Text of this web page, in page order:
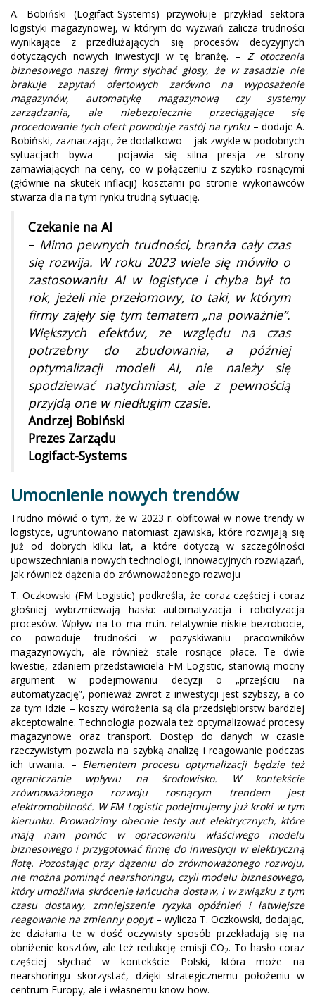
A. Bobiński (Logifact-Systems) przywołuje przykład sektora
logistyki magazynowej, w którym do wyzwań zalicza trudności
wynikające z przedłużających się procesów decyzyjnych
dotyczących nowych inwestycji w tę branżę. – Z otoczenia
biznesowego naszej firmy słychać głosy, że w zasadzie nie
brakuje zapytań ofertowych zarówno na wyposażenie
magazynów, automatykę magazynową czy systemy
zarządzania, ale niebezpiecznie przeciągające się
procedowanie tych ofert powoduje zastój na rynku– dodaje A.
Bobiński, zaznaczając, że dodatkowo – jak zwykle w podobnych
sytuacjach bywa – pojawia się silna presja ze strony
zamawiających na ceny, co w połączeniu z szybko rosnącymi
(głównie na skutek inflacji) kosztami po stronie wykonawców
stwarza dla na tym rynku trudną sytuację.
Czekanie na AI
– Mimo pewnych trudności, branża cały czas
się rozwija. W roku 2023 wiele się mówiło o
zastosowaniu AI w logistyce i chyba był to
rok, jeżeli nie przełomowy, to taki, w którym
firmy zajęły się tym tematem „na poważnie”.
Większych efektów, ze względu na czas
potrzebny do zbudowania, a później
optymalizacji modeli AI, nie należy się
spodziewać natychmiast, ale z pewnością
przyjdą one w niedługim czasie.
Andrzej Bobiński
Prezes Zarządu
Logifact-Systems
Umocnienie nowych trendów
Trudno mówić o tym, że w 2023 r. obfitował w nowe trendy w
logistyce, ugruntowano natomiast zjawiska, które rozwijają się
już od dobrych kilku lat, a które dotyczą w szczególności
upowszechniania nowych technologii, innowacyjnych rozwiązań,
jak również dążenia do zrównoważonego rozwoju
T. Oczkowski (FM Logistic) podkreśla, że coraz częściej i coraz
głośniej wybrzmiewają hasła: automatyzacja i robotyzacja
procesów. Wpływ na to ma m.in. relatywnie niskie bezrobocie,
co powoduje trudności w pozyskiwaniu pracowników
magazynowych, ale również stale rosnące płace. Te dwie
kwestie, zdaniem przedstawiciela FM Logistic, stanowią mocny
argument w podejmowaniu decyzji o „przejściu na
automatyzację”, ponieważ zwrot z inwestycji jest szybszy, a co
za tym idzie – koszty wdrożenia są dla przedsiębiorstw bardziej
akceptowalne. Technologia pozwala też optymalizować procesy
magazynowe oraz transport. Dostęp do danych w czasie
rzeczywistym pozwala na szybką analizę i reagowanie podczas
ich trwania. – Elementem procesu optymalizacji będzie też
ograniczanie wpływu na środowisko. W kontekście
zrównoważonego rozwoju rosnącym trendem jest
elektromobilność. W FM Logistic podejmujemy już kroki w tym
kierunku. Prowadzimy obecnie testy aut elektrycznych, które
mają nam pomóc w opracowaniu właściwego modelu
biznesowego i przygotować firmę do inwestycji w elektryczną
flotę. Pozostając przy dążeniu do zrównoważonego rozwoju,
nie można pominąć nearshoringu, czyli modelu biznesowego,
który umożliwia skrócenie łańcucha dostaw, i w związku z tym
czasu dostawy, zmniejszenie ryzyka opóźnień i łatwiejsze
reagowanie na zmienny popyt– wylicza T. Oczkowski, dodając,
że działania te w dość oczywisty sposób przekładają się na
obniżenie kosztów, ale też redukcję emisji CO2. To hasło coraz
częściej słychać w kontekście Polski, która może na
nearshoringu skorzystać, dzięki strategicznemu położeniu w
centrum Europy, ale i własnemu know-how.